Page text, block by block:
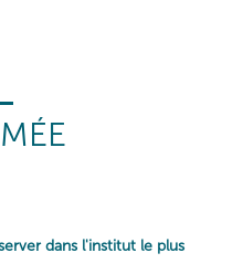
dans l'institut le plus